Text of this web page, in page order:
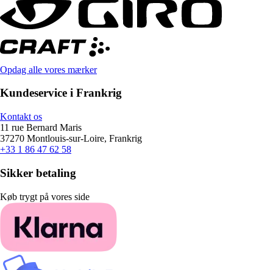
Opdag alle vores mærker
Kundeservice i Frankrig
Kontakt os
11 rue Bernard Maris
37270 Montlouis-sur-Loire, Frankrig
+33 1 86 47 62 58
Sikker betaling
Køb trygt på vores side